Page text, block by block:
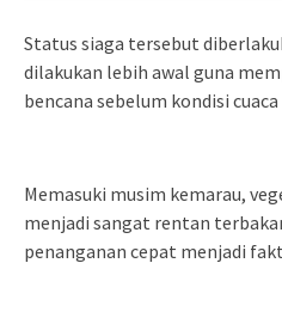
Status siaga tersebut
dilakukan lebih awal guna
bencana sebelum kondisi
Memasuki musim kemarau,
menjadi sangat rentan
penanganan cepat menjadi